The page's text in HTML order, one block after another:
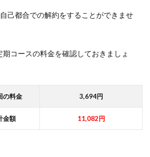
己都合での解約をすることができませ
期コースの料金を確認しておきましょ
の料金 3,694円
金額 11,082円